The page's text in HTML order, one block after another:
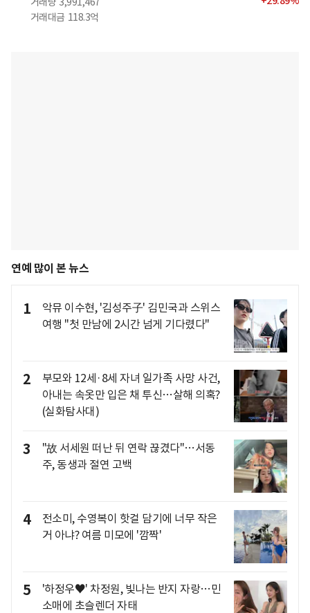
거래대금 118.3억
연예 많이 본 뉴스
1
악뮤 이수현, '김성주子' 김민국과 스위스
여행 "첫 만남에 2시간 넘게 기다렸다"
2
부모와 12세·8세 자녀 일가족 사망 사건,
아내는 속옷만 입은 채 투신…살해 의혹?
(실화탐사대)
3
"故 서세원 떠난 뒤 연락 끊겼다"…서동
주, 동생과 절연 고백
4
전소미, 수영복이 핫걸 담기에 너무 작은
거 아냐? 여름 미모에 '깜짝'
5
'하정우♥' 차정원, 빛나는 반지 자랑…민
소매에 초슬렌더 자태